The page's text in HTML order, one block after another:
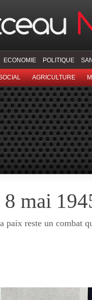
ECONOMIE POLITIQUE
AGRICULTURE
mai
paix reste un combat